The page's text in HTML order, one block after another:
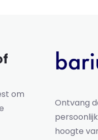
om
Ontvang
hoogte